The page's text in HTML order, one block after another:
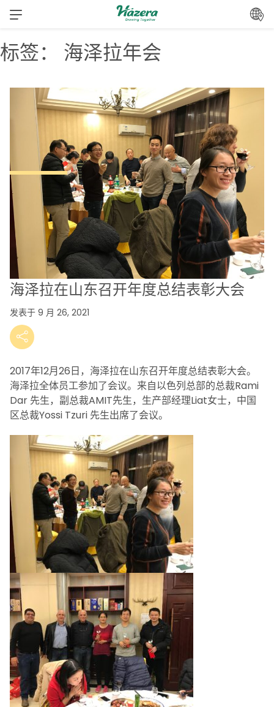
内
容
标签： 海泽拉年会
海泽拉在山东召开年度总结表彰大会
发表于 9 月 26, 2021
2017年12月26日，海泽拉在山东召开年度总结表彰大会。
海泽拉全体员工参加了会议。来自以色列总部的总裁Rami
Dar 先生，副总裁AMIT先生，生产部经理Liat女士，中国
区总裁Yossi Tzuri 先生出席了会议。